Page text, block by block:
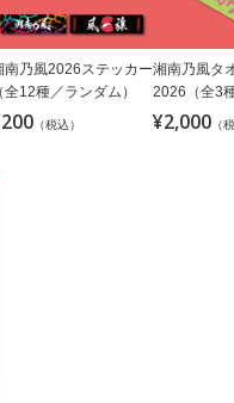
南乃風2026ステッカー
（全12種／ランダム）
（税込）
湘南乃風タ
2026（全3種
¥2,000 （